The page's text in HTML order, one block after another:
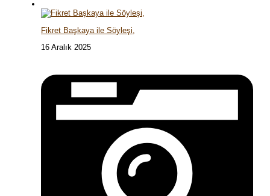
Fikret Başkaya ile Söyleşi,
16 Aralık 2025